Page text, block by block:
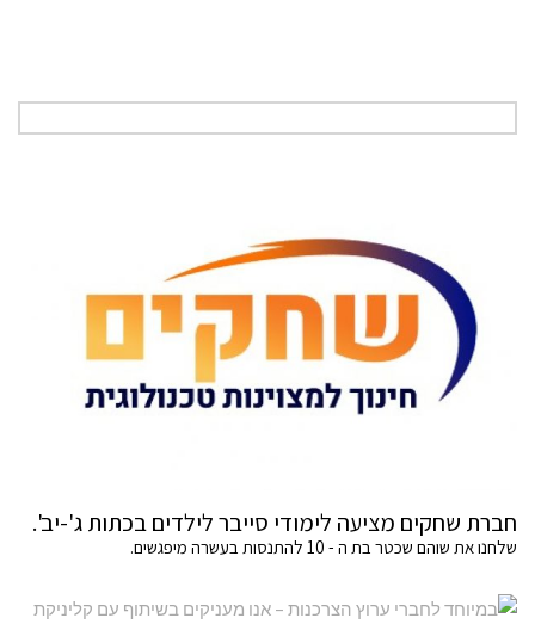
חברת שחקים מציעה לימודי סייבר לילדים בכתות ג'-יב'.
שלחנו את שוהם שכטר בת ה - 10 להתנסות בעשרה מיפגשים.